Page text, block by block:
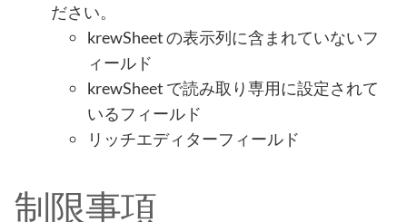
ださい。
krewSheet の表示列に含まれていないフ
ィールド
krewSheet で読み取り専用に設定されて
いるフィールド
リッチエディターフィールド
制限事項